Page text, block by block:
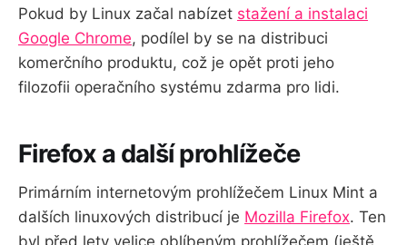
Pokud by Linux začal nabízet stažení a instalaci
Google Chrome, podílel by se na distribuci
komerčního produktu, což je opět proti jeho
filozofii operačního systému zdarma pro lidi.
Firefox a další prohlížeče
Primárním internetovým prohlížečem Linux Mint a
dalších linuxových distribucí je Mozilla Firefox. Ten
byl před lety velice oblíbeným prohlížečem (ještě